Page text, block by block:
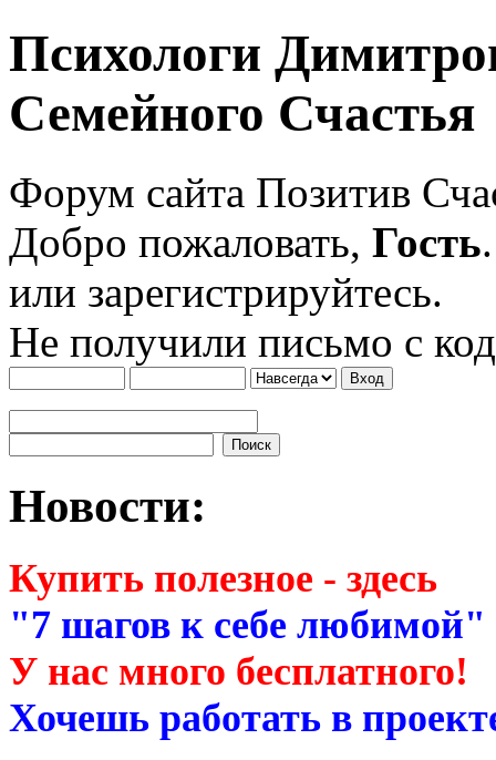
Психологи
Семейного Счастья
Форум сайта Позитив
Добро пожаловать, Гость
или зарегистрируйтесь.
Не получили письмо с
Новости:
Купить полезное - здесь
"7 шагов к себе
У нас много бесплатного!
Хочешь работать в